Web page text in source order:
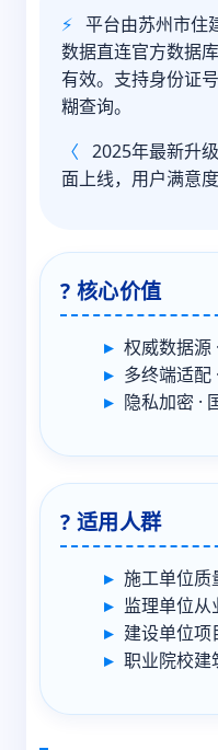
⚡ 平台由苏州市住
数据直连官方数据
有效。支持身份证
糊查询。
〈 2025年最新升
面上线，用户满意
? 核心价值
权威数据源
多终端适配
隐私加密 ·
? 适用人群
施工单位质
监理单位从
建设单位项
职业院校建